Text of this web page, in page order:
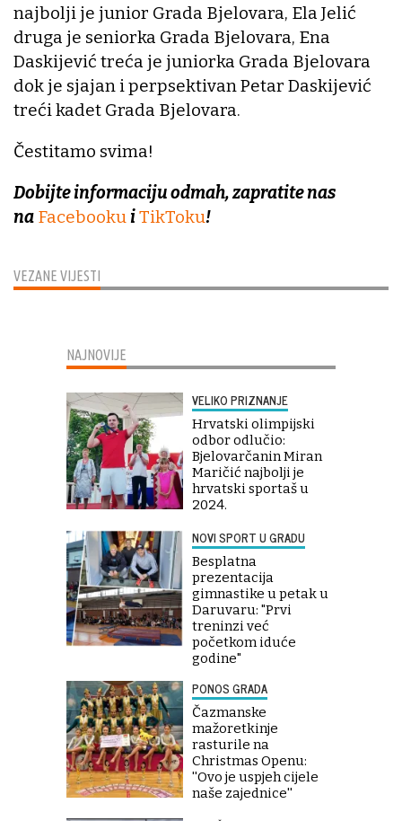
VEZANE VIJESTI
najbolji je junior Grada Bjelovara, Ela Jelić
druga je seniorka Grada Bjelovara, Ena
Daskijević treća je juniorka Grada Bjelovara
dok je sjajan i perpsektivan Petar Daskijević
treći kadet Grada Bjelovara.
Čestitamo svima!
Dobijte informaciju odmah, zapratite nas
na FacebookuiTikToku!
NAJNOVIJE
VELIKO PRIZNANJE
Hrvatski olimpijski
odbor odlučio:
Bjelovarčanin Miran
Maričić najbolji je
hrvatski sportaš u
2024.
NOVI SPORT U GRADU
Besplatna
prezentacija
gimnastike u petak u
Daruvaru: "Prvi
treninzi već
početkom iduće
godine"
PONOS GRADA
Čazmanske
mažoretkinje
rasturile na
Christmas Openu:
''Ovo je uspjeh cijele
naše zajednice''